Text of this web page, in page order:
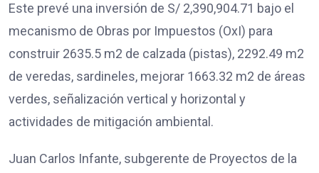
Este prevé una inversión de S/ 2,390,904.71 bajo el
mecanismo de Obras por Impuestos (OxI) para
construir 2635.5 m2 de calzada (pistas), 2292.49 m2
de veredas, sardineles, mejorar 1663.32 m2 de áreas
verdes, señalización vertical y horizontal y
actividades de mitigación ambiental.
Juan Carlos Infante, subgerente de Proyectos de la